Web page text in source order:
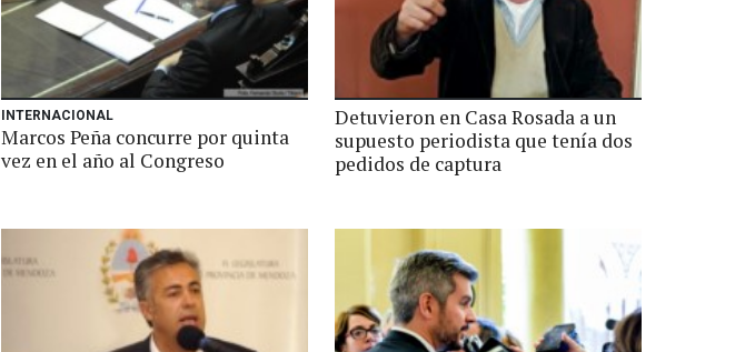
INTERNACIONAL
Marcos Peña concurre por quinta
vez en el año al Congreso
Detuvieron en Casa Rosada a un
supuesto periodista que tenía dos
pedidos de captura